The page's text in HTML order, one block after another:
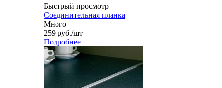
Быстрый просмотр
Соединительная планка
Много
259 руб./шт
Подробнее